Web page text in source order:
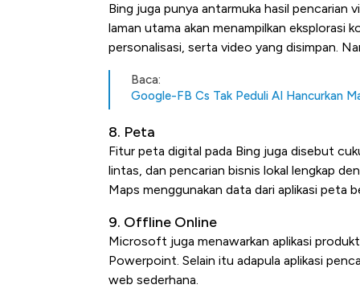
Bing juga punya antarmuka hasil pencarian
laman utama akan menampilkan eksplorasi
personalisasi, serta video yang disimpan.
Baca:
Google-FB Cs Tak Peduli AI Hancurkan
8. Peta
Fitur peta digital pada Bing juga disebut
lintas, dan pencarian bisnis lokal lengkap
Maps menggunakan data dari aplikasi peta
9. Offline Online
Microsoft juga menawarkan aplikasi
Powerpoint. Selain itu adapula aplikasi
web sederhana.